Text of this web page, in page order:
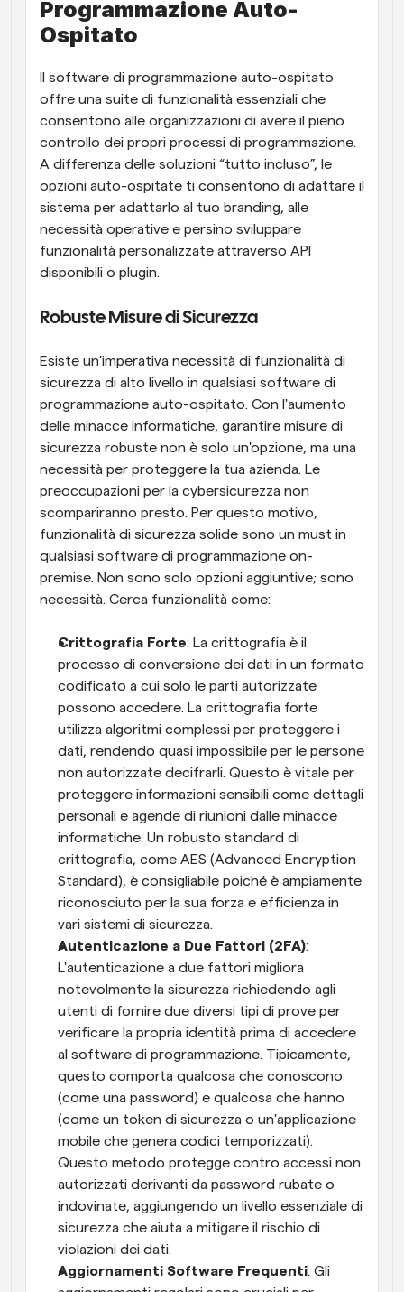
Programmazione Auto-
Ospitato
Il software di programmazione auto-ospitato
offre una suite di funzionalità essenziali che
consentono alle organizzazioni di avere il pieno
controllo dei propri processi di programmazione.
A differenza delle soluzioni “tutto incluso”, le
opzioni auto-ospitate ti consentono di adattare il
sistema per adattarlo al tuo branding, alle
necessità operative e persino sviluppare
funzionalità personalizzate attraverso API
disponibili o plugin.
Robuste Misure di Sicurezza
Esiste un'imperativa necessità di funzionalità di
sicurezza di alto livello in qualsiasi software di
programmazione auto-ospitato. Con l'aumento
delle minacce informatiche, garantire misure di
sicurezza robuste non è solo un'opzione, ma una
necessità per proteggere la tua azienda. Le
preoccupazioni per la cybersicurezza non
scompariranno presto. Per questo motivo,
funzionalità di sicurezza solide sono un must in
qualsiasi software di programmazione on-
premise. Non sono solo opzioni aggiuntive; sono
necessità. Cerca funzionalità come:
Crittografia Forte: La crittografia è il
processo di conversione dei dati in un formato
codificato a cui solo le parti autorizzate
possono accedere. La crittografia forte
utilizza algoritmi complessi per proteggere i
dati, rendendo quasi impossibile per le persone
non autorizzate decifrarli. Questo è vitale per
proteggere informazioni sensibili come dettagli
personali e agende di riunioni dalle minacce
informatiche. Un robusto standard di
crittografia, come AES (Advanced Encryption
Standard), è consigliabile poiché è ampiamente
riconosciuto per la sua forza e efficienza in
vari sistemi di sicurezza.
Autenticazione a Due Fattori (2FA):
L'autenticazione a due fattori migliora
notevolmente la sicurezza richiedendo agli
utenti di fornire due diversi tipi di prove per
verificare la propria identità prima di accedere
al software di programmazione. Tipicamente,
questo comporta qualcosa che conoscono
(come una password) e qualcosa che hanno
(come un token di sicurezza o un'applicazione
mobile che genera codici temporizzati).
Questo metodo protegge contro accessi non
autorizzati derivanti da password rubate o
indovinate, aggiungendo un livello essenziale di
sicurezza che aiuta a mitigare il rischio di
violazioni dei dati.
Aggiornamenti Software Frequenti: Gli